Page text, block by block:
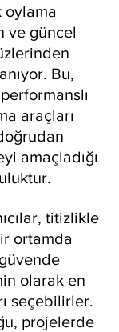
oylama
ve güncel
Bu,
araçları
amaçladığı
titizlikle
ortamda
olarak en
seçebilirler.
projelerde